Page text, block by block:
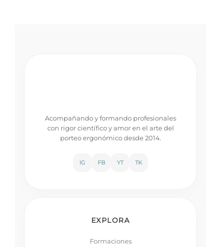
Acompañando y formando profesionales
con rigor científico y amor en el arte del
porteo ergonómico desde 2014.
IG FB YT TK
EXPLORA
Formaciones